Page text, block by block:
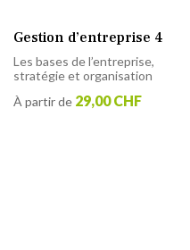
Gestion d’entreprise 4
Les bases de l’entreprise,
stratégie et organisation
À partir de 29,00 CHF